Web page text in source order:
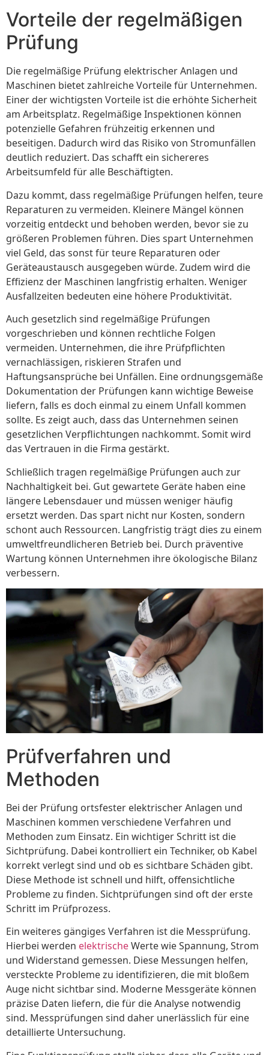
Vorteile der regelmäßigen
Prüfung
Die regelmäßige Prüfung elektrischer Anlagen und
Maschinen bietet zahlreiche Vorteile für Unternehmen.
Einer der wichtigsten Vorteile ist die erhöhte Sicherheit
am Arbeitsplatz. Regelmäßige Inspektionen können
potenzielle Gefahren frühzeitig erkennen und
beseitigen. Dadurch wird das Risiko von Stromunfällen
deutlich reduziert. Das schafft ein sichereres
Arbeitsumfeld für alle Beschäftigten.
Dazu kommt, dass regelmäßige Prüfungen helfen, teure
Reparaturen zu vermeiden. Kleinere Mängel können
vorzeitig entdeckt und behoben werden, bevor sie zu
größeren Problemen führen. Dies spart Unternehmen
viel Geld, das sonst für teure Reparaturen oder
Geräteaustausch ausgegeben würde. Zudem wird die
Effizienz der Maschinen langfristig erhalten. Weniger
Ausfallzeiten bedeuten eine höhere Produktivität.
Auch gesetzlich sind regelmäßige Prüfungen
vorgeschrieben und können rechtliche Folgen
vermeiden. Unternehmen, die ihre Prüfpflichten
vernachlässigen, riskieren Strafen und
Haftungsansprüche bei Unfällen. Eine ordnungsgemäße
Dokumentation der Prüfungen kann wichtige Beweise
liefern, falls es doch einmal zu einem Unfall kommen
sollte. Es zeigt auch, dass das Unternehmen seinen
gesetzlichen Verpflichtungen nachkommt. Somit wird
das Vertrauen in die Firma gestärkt.
Schließlich tragen regelmäßige Prüfungen auch zur
Nachhaltigkeit bei. Gut gewartete Geräte haben eine
längere Lebensdauer und müssen weniger häufig
ersetzt werden. Das spart nicht nur Kosten, sondern
schont auch Ressourcen. Langfristig trägt dies zu einem
umweltfreundlicheren Betrieb bei. Durch präventive
Wartung können Unternehmen ihre ökologische Bilanz
verbessern.
Prüfverfahren und
Methoden
Bei der Prüfung ortsfester elektrischer Anlagen und
Maschinen kommen verschiedene Verfahren und
Methoden zum Einsatz. Ein wichtiger Schritt ist die
Sichtprüfung. Dabei kontrolliert ein Techniker, ob Kabel
korrekt verlegt sind und ob es sichtbare Schäden gibt.
Diese Methode ist schnell und hilft, offensichtliche
Probleme zu finden. Sichtprüfungen sind oft der erste
Schritt im Prüfprozess.
Ein weiteres gängiges Verfahren ist die Messprüfung.
Hierbei werden elektrischeWerte wie Spannung, Strom
und Widerstand gemessen. Diese Messungen helfen,
versteckte Probleme zu identifizieren, die mit bloßem
Auge nicht sichtbar sind. Moderne Messgeräte können
präzise Daten liefern, die für die Analyse notwendig
sind. Messprüfungen sind daher unerlässlich für eine
detaillierte Untersuchung.